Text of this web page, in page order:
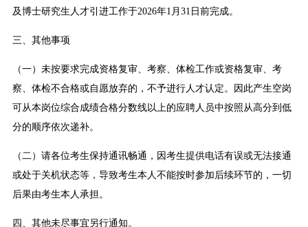
及博士研究生人才引进工作于2026年1月31日前完成。
三、其他事项
（一）未按要求完成资格复审、考察、体检工作或资格复审、考
察、体检不合格或自愿放弃的，不予进行人才认定。因此产生空岗
可从本岗位综合成绩合格分数线以上的应聘人员中按照从高分到低
分的顺序依次递补。
（二）请各位考生保持通讯畅通，因考生提供电话有误或无法接通
或处于关机状态等，导致考生本人不能按时参加后续环节的，一切
后果由考生本人承担。
四、其他未尽事宜另行通知。